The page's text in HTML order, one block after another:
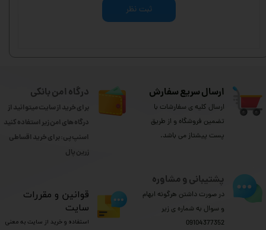
ثبت نظر
ارسال سریع سفارش
ارسال کلیه ی سفارشات با
تضمین فروشگاه و از طریق
پست پیشتاز می باشد.
درگاه امن بانکی
برای خرید از سایت میتوانید از
درگاه های امن زیر استفاده کنید
اسنپ پی: برای خرید اقساطی
​​​​​​​زرین پال
پشتیبانی و مشاوره
در صورت داشتن هرگونه ابهام
و سوال به شماره ی زیر
09104377352
​قوانین و مقررات
سایت
استفاده و خرید از سایت به معنی